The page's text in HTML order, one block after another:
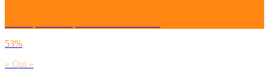
53%
« Oui »